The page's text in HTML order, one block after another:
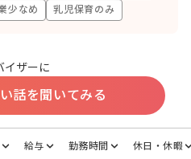
少なめ 乳児保育のみ
イザーに
話を聞いてみる
給与 勤務時間 休日・休暇